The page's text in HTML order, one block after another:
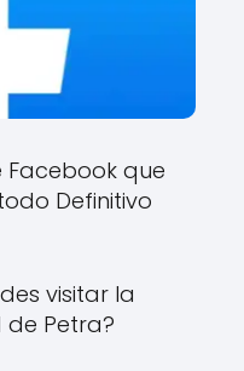
Facebook que
Definitivo
visitar la
Petra?